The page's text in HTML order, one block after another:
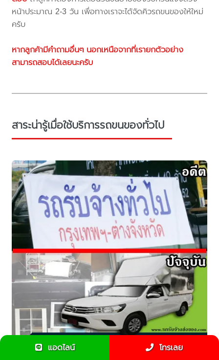
หน้าประมาณ 2-3 วัน เพื่อทางเราจะได้จัดคิวรถขนของให้ใหม่
ครับ
หากลูกค้ามีคำถามอื่นๆ นอกเหนือจากที่เรายกตัวอย่าง
สามารถสอบได้เลยนะครับ
สาระน่ารู้เมื่อใช้บริการรถขนของทั่วไป
แอดไลน์ โทรเลย